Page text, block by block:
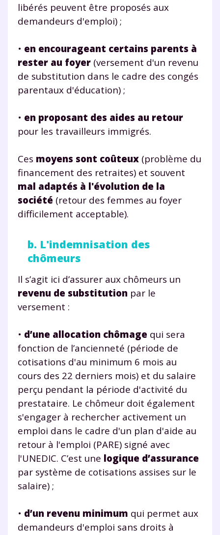
libérés peuvent être proposés aux
demandeurs d'emploi) ;
• en encourageant certains parents à
rester au foyer (versement d'un revenu
de substitution dans le cadre des congés
parentaux d'éducation) ;
• en proposant des aides au retour
pour les travailleurs immigrés.
Ces moyens sont coûteux (problème du
financement des retraites) et souvent
mal adaptés à l'évolution de la
société (retour des femmes au foyer
difficilement acceptable).
b. L'indemnisation des
chômeurs
Il s’agit ici d’assurer aux chômeurs un
revenu de substitution par le
versement :
• d’une allocation chômage qui sera
fonction de l’ancienneté (période de
cotisations d'au minimum 6 mois au
cours des 22 derniers mois) et du salaire
perçu pendant la période d'activité du
prestataire. Le chômeur doit également
s'engager à rechercher activement un
emploi dans le cadre d'un plan d'aide au
retour à l'emploi (PARE) signé avec
l'UNEDIC. C’est une logique d’assurance
par système de cotisations assises sur le
salaire) ;
• d’un revenu minimum qui permet aux
demandeurs d'emploi sans droits à